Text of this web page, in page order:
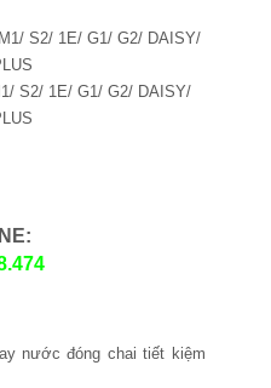
S2/ 1E/ G1/ G2/ DAISY/
nước đóng chai tiết kiệm